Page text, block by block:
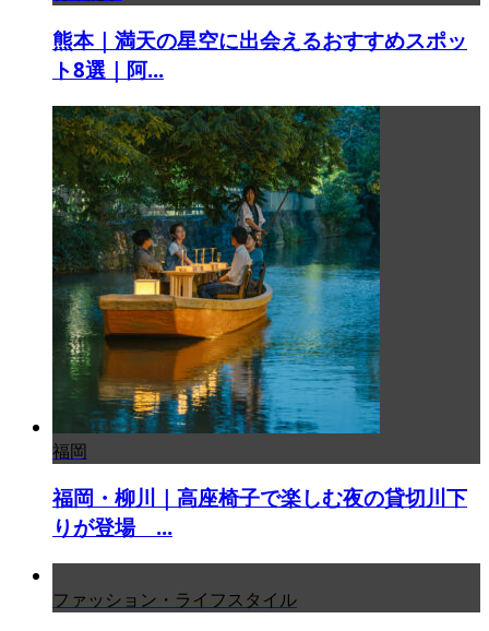
熊本｜満天の星空に出会えるおすすめスポッ
ト8選｜阿...
福岡
福岡・柳川｜高座椅子で楽しむ夜の貸切川下
りが登場 ...
ファッション・ライフスタイル